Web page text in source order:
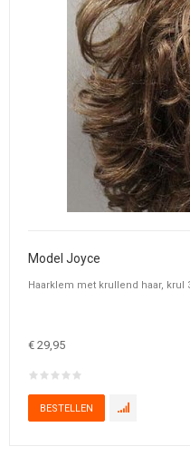
Model Joyce
Haarklem met krullend haar, krul
€ 29,95